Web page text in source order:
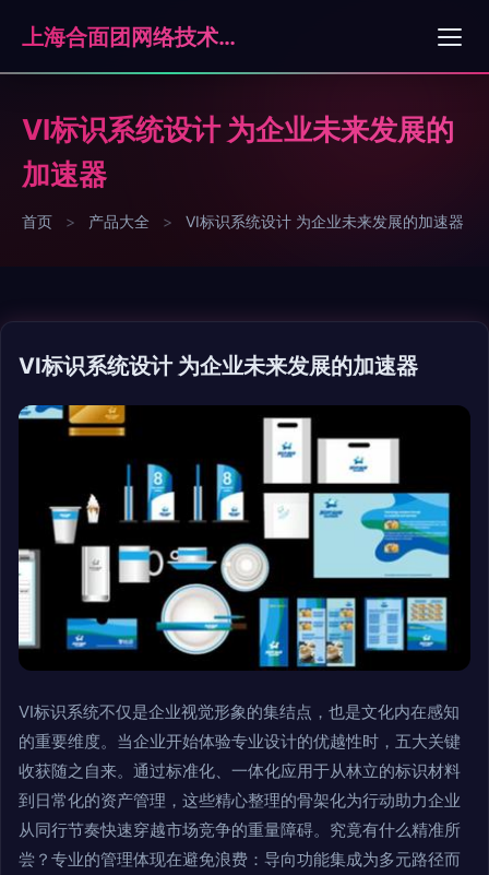
上海合面团网络技术有限公司
VI标识系统设计 为企业未来发展的
加速器
首页 > 产品大全 > VI标识系统设计 为企业未来发展的加速器
VI标识系统设计 为企业未来发展的加速器
VI标识系统不仅是企业视觉形象的集结点，也是文化内在感知
的重要维度。当企业开始体验专业设计的优越性时，五大关键
收获随之自来。通过标准化、一体化应用于从林立的标识材料
到日常化的资产管理，这些精心整理的骨架化为行动助力企业
从同行节奏快速穿越市场竞争的重量障碍。究竟有什么精准所
尝？专业的管理体现在避免浪费：导向功能集成为多元路径而